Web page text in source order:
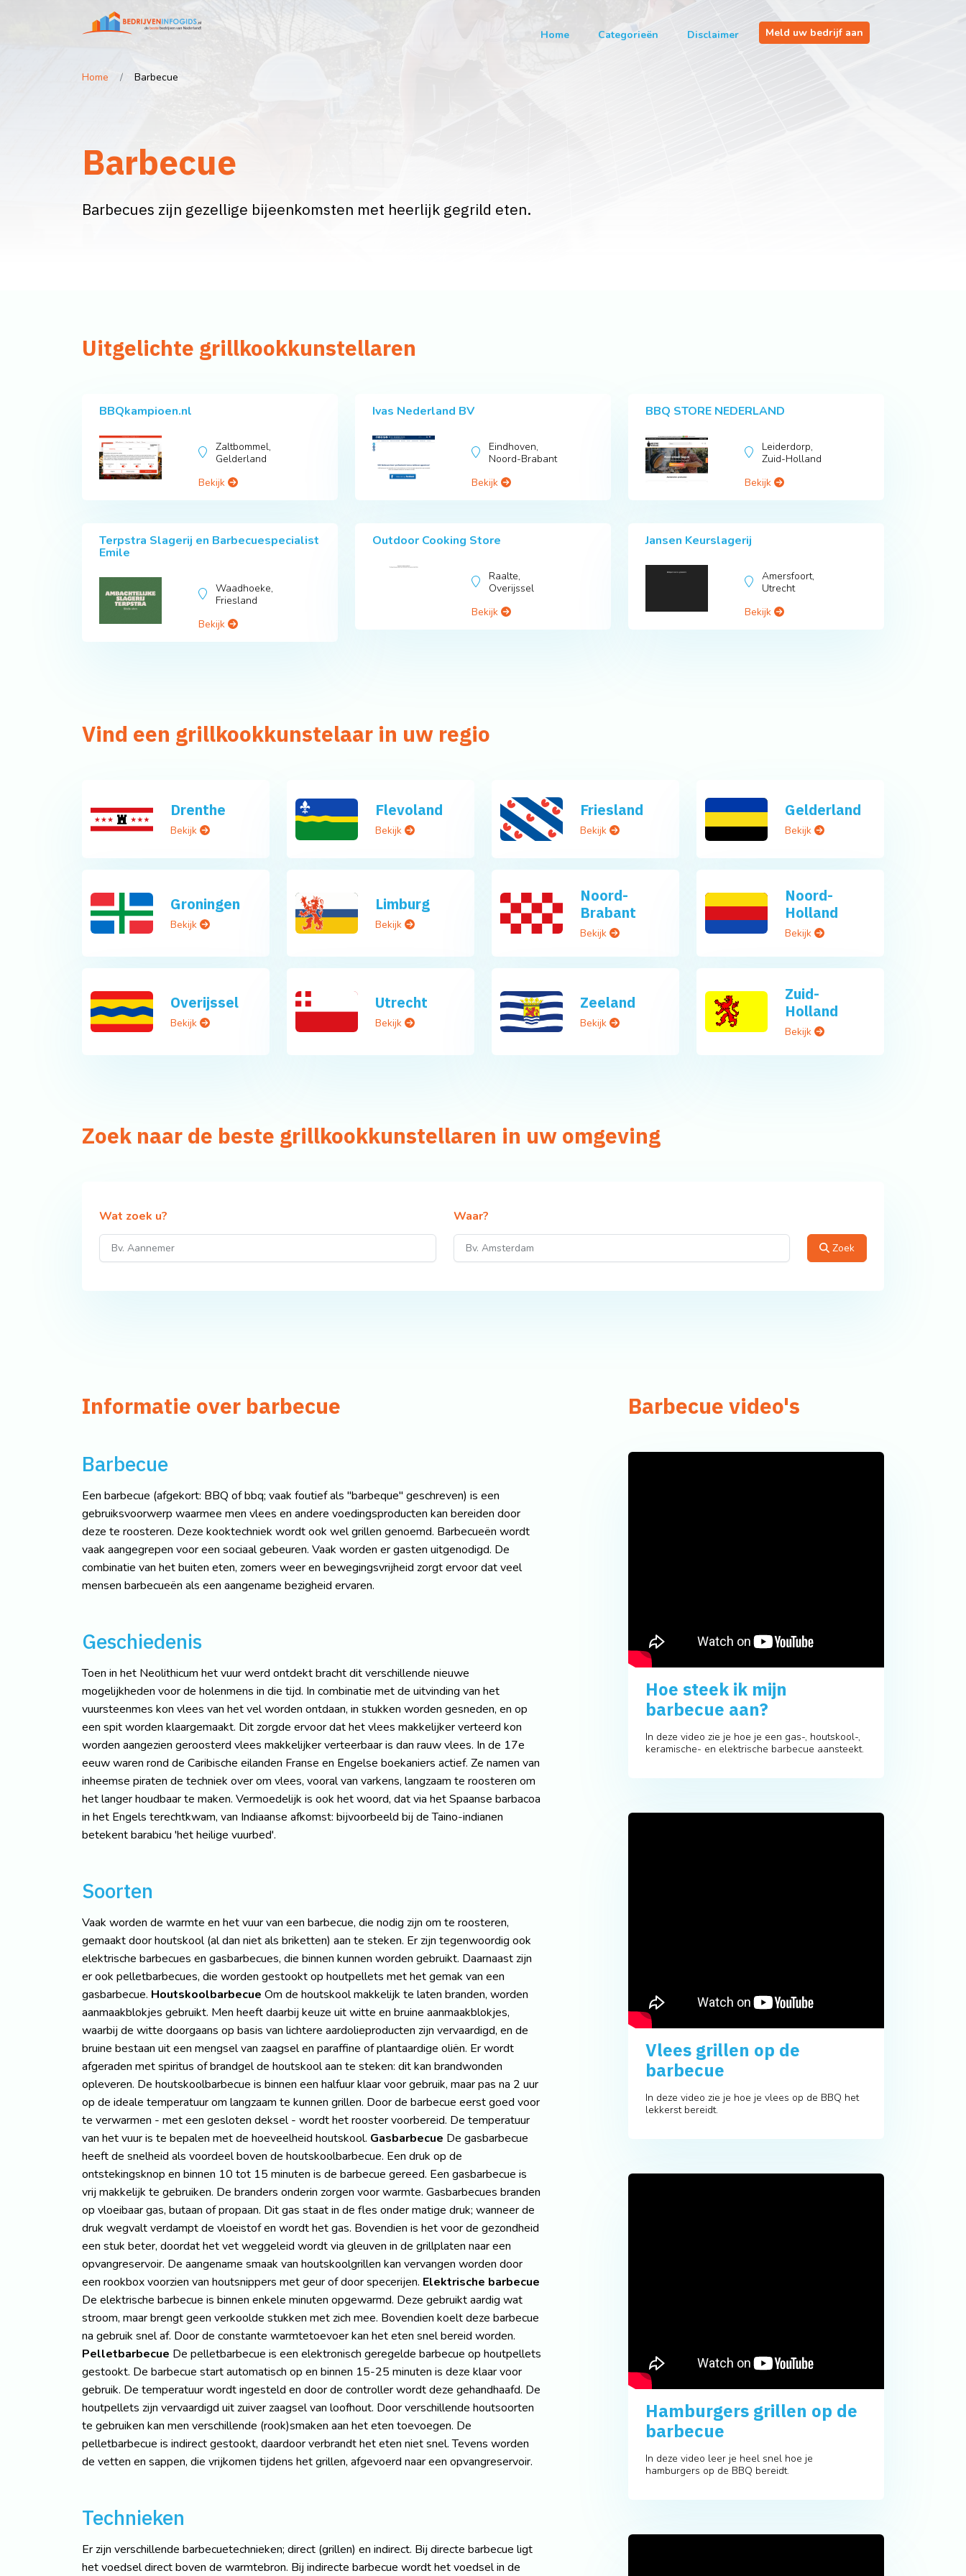
Home Categorieën Disclaimer Meld uw bedrijf aan
Home Barbecue
Barbecue
Barbecues zijn gezellige bijeenkomsten met heerlijk gegrild eten.
Uitgelichte grillkookkunstellaren
BBQkampioen.nl
Zaltbommel,
Gelderland
Bekijk
Ivas Nederland BV
Eindhoven,
Noord-Brabant
Bekijk
BBQ STORE NEDERLAND
Leiderdorp,
Zuid-Holland
Bekijk
Terpstra Slagerij en Barbecuespecialist
Emile
Waadhoeke,
Friesland
Bekijk
Outdoor Cooking Store
Raalte,
Overijssel
Bekijk
Jansen Keurslagerij
Amersfoort,
Utrecht
Bekijk
Vind een grillkookkunstelaar in uw regio
Drenthe
Bekijk
Flevoland
Bekijk
Friesland
Bekijk
Gelderland
Bekijk
Groningen
Bekijk
Limburg
Bekijk
Noord-
Brabant
Bekijk
Noord-
Holland
Bekijk
Overijssel
Bekijk
Utrecht
Bekijk
Zeeland
Bekijk
Zuid-
Holland
Bekijk
Zoek naar de beste grillkookkunstellaren in uw omgeving
Wat zoek u? Waar?
Zoek
Informatie over barbecue
Barbecue
Een barbecue (afgekort: BBQ of bbq; vaak foutief als "barbeque" geschreven) is een
gebruiksvoorwerp waarmee men vlees en andere voedingsproducten kan bereiden door
deze te roosteren. Deze kooktechniek wordt ook wel grillen genoemd. Barbecueën wordt
vaak aangegrepen voor een sociaal gebeuren. Vaak worden er gasten uitgenodigd. De
combinatie van het buiten eten, zomers weer en bewegingsvrijheid zorgt ervoor dat veel
mensen barbecueën als een aangename bezigheid ervaren.
Geschiedenis
Toen in het Neolithicum het vuur werd ontdekt bracht dit verschillende nieuwe
mogelijkheden voor de holenmens in die tijd. In combinatie met de uitvinding van het
vuursteenmes kon vlees van het vel worden ontdaan, in stukken worden gesneden, en op
een spit worden klaargemaakt. Dit zorgde ervoor dat het vlees makkelijker verteerd kon
worden aangezien geroosterd vlees makkelijker verteerbaar is dan rauw vlees. In de 17e
eeuw waren rond de Caribische eilanden Franse en Engelse boekaniers actief. Ze namen van
inheemse piraten de techniek over om vlees, vooral van varkens, langzaam te roosteren om
het langer houdbaar te maken. Vermoedelijk is ook het woord, dat via het Spaanse barbacoa
in het Engels terechtkwam, van Indiaanse afkomst: bijvoorbeeld bij de Taino-indianen
betekent barabicu 'het heilige vuurbed'.
Soorten
Vaak worden de warmte en het vuur van een barbecue, die nodig zijn om te roosteren,
gemaakt door houtskool (al dan niet als briketten) aan te steken. Er zijn tegenwoordig ook
elektrische barbecues en gasbarbecues, die binnen kunnen worden gebruikt. Daarnaast zijn
er ook pelletbarbecues, die worden gestookt op houtpellets met het gemak van een
gasbarbecue. Houtskoolbarbecue Om de houtskool makkelijk te laten branden, worden
aanmaakblokjes gebruikt. Men heeft daarbij keuze uit witte en bruine aanmaakblokjes,
waarbij de witte doorgaans op basis van lichtere aardolieproducten zijn vervaardigd, en de
bruine bestaan uit een mengsel van zaagsel en paraffine of plantaardige oliën. Er wordt
afgeraden met spiritus of brandgel de houtskool aan te steken: dit kan brandwonden
opleveren. De houtskoolbarbecue is binnen een halfuur klaar voor gebruik, maar pas na 2 uur
op de ideale temperatuur om langzaam te kunnen grillen. Door de barbecue eerst goed voor
te verwarmen - met een gesloten deksel - wordt het rooster voorbereid. De temperatuur
van het vuur is te bepalen met de hoeveelheid houtskool. Gasbarbecue De gasbarbecue
heeft de snelheid als voordeel boven de houtskoolbarbecue. Een druk op de
ontstekingsknop en binnen 10 tot 15 minuten is de barbecue gereed. Een gasbarbecue is
vrij makkelijk te gebruiken. De branders onderin zorgen voor warmte. Gasbarbecues branden
op vloeibaar gas, butaan of propaan. Dit gas staat in de fles onder matige druk; wanneer de
druk wegvalt verdampt de vloeistof en wordt het gas. Bovendien is het voor de gezondheid
een stuk beter, doordat het vet weggeleid wordt via gleuven in de grillplaten naar een
opvangreservoir. De aangename smaak van houtskoolgrillen kan vervangen worden door
een rookbox voorzien van houtsnippers met geur of door specerijen. Elektrische barbecue
De elektrische barbecue is binnen enkele minuten opgewarmd. Deze gebruikt aardig wat
stroom, maar brengt geen verkoolde stukken met zich mee. Bovendien koelt deze barbecue
na gebruik snel af. Door de constante warmtetoevoer kan het eten snel bereid worden.
Pelletbarbecue De pelletbarbecue is een elektronisch geregelde barbecue op houtpellets
gestookt. De barbecue start automatisch op en binnen 15-25 minuten is deze klaar voor
gebruik. De temperatuur wordt ingesteld en door de controller wordt deze gehandhaafd. De
houtpellets zijn vervaardigd uit zuiver zaagsel van loofhout. Door verschillende houtsoorten
te gebruiken kan men verschillende (rook)smaken aan het eten toevoegen. De
pelletbarbecue is indirect gestookt, daardoor verbrandt het eten niet snel. Tevens worden
de vetten en sappen, die vrijkomen tijdens het grillen, afgevoerd naar een opvangreservoir.
Technieken
Er zijn verschillende barbecuetechnieken; direct (grillen) en indirect. Bij directe barbecue ligt
het voedsel direct boven de warmtebron. Bij indirecte barbecue wordt het voedsel in de
Barbecue video's
Hoe steek ik mijn
barbecue aan?
In deze video zie je hoe je een gas-, houtskool-,
keramische- en elektrische barbecue aansteekt.
Vlees grillen op de
barbecue
In deze video zie je hoe je vlees op de BBQ het
lekkerst bereidt.
Hamburgers grillen op de
barbecue
In deze video leer je heel snel hoe je
hamburgers op de BBQ bereidt.